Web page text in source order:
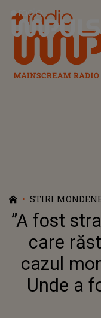
Radio Impuls
STIRI
”A fost
care
cazul
Unde a